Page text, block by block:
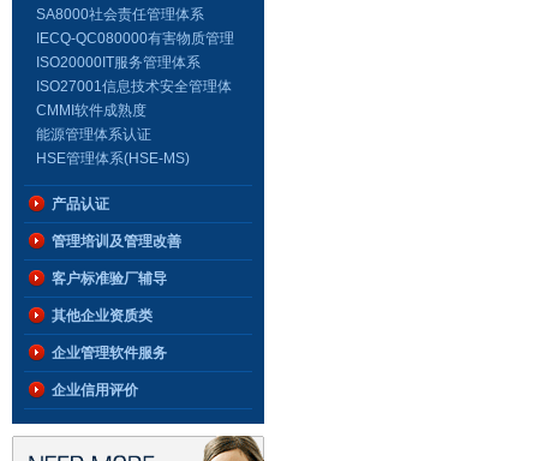
SA8000社会责任管理体系
IECQ-QC080000有害物质管理
标准
ISO20000IT服务管理体系
ISO27001信息技术安全管理体
系
CMMI软件成熟度
能源管理体系认证
HSE管理体系(HSE-MS)
产品认证
管理培训及管理改善
客户标准验厂辅导
其他企业资质类
企业管理软件服务
企业信用评价